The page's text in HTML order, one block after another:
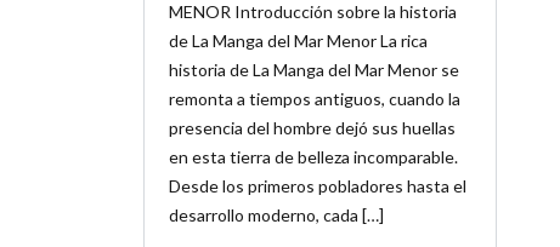
MENOR Introducción sobre la historia
de La Manga del Mar Menor La rica
historia de La Manga del Mar Menor se
remonta a tiempos antiguos, cuando la
presencia del hombre dejó sus huellas
en esta tierra de belleza incomparable.
Desde los primeros pobladores hasta el
desarrollo moderno, cada […]